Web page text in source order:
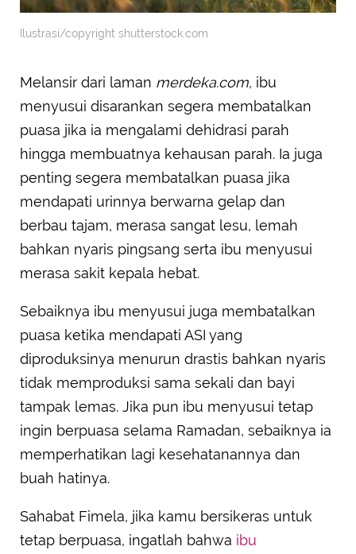
Ilustrasi/copyright shutterstock.com
Melansir dari laman merdeka.com, ibu
menyusui disarankan segera membatalkan
puasa jika ia mengalami dehidrasi parah
hingga membuatnya kehausan parah. Ia juga
penting segera membatalkan puasa jika
mendapati urinnya berwarna gelap dan
berbau tajam, merasa sangat lesu, lemah
bahkan nyaris pingsang serta ibu menyusui
merasa sakit kepala hebat.
Sebaiknya ibu menyusui juga membatalkan
puasa ketika mendapati ASI yang
diproduksinya menurun drastis bahkan nyaris
tidak memproduksi sama sekali dan bayi
tampak lemas. Jika pun ibu menyusui tetap
ingin berpuasa selama Ramadan, sebaiknya ia
memperhatikan lagi kesehatanannya dan
buah hatinya.
Sahabat Fimela, jika kamu bersikeras untuk
tetap berpuasa, ingatlah bahwa ibu